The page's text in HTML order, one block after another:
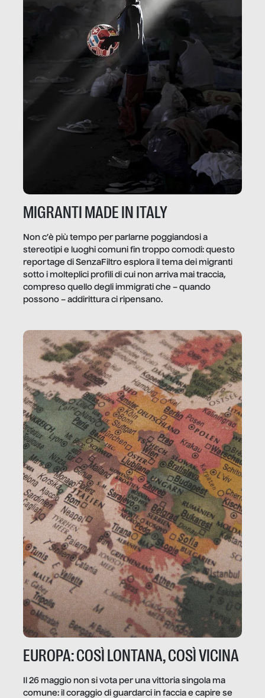
MIGRANTI MADE IN ITALY
Non c’è più tempo per parlarne poggiandosi a
stereotipi e luoghi comuni fin troppo comodi: questo
reportage di SenzaFiltro esplora il tema dei migranti
sotto i molteplici profili di cui non arriva mai traccia,
compreso quello degli immigrati che – quando
possono – addirittura ci ripensano.
EUROPA: COSÌ LONTANA, COSÌ VICINA
Il 26 maggio non si vota per una vittoria singola ma
comune: il coraggio di guardarci in faccia e capire se